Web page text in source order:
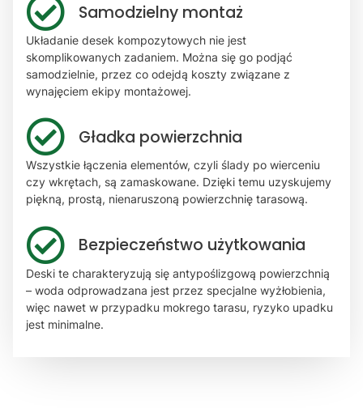
Samodzielny montaż
Układanie desek kompozytowych nie jest
skomplikowanych zadaniem. Można się go podjąć
samodzielnie, przez co odejdą koszty związane z
wynajęciem ekipy montażowej.
Gładka powierzchnia
Wszystkie łączenia elementów, czyli ślady po wierceniu
czy wkrętach, są zamaskowane. Dzięki temu uzyskujemy
piękną, prostą, nienaruszoną powierzchnię tarasową.
Bezpieczeństwo użytkowania
Deski te charakteryzują się antypoślizgową powierzchnią
– woda odprowadzana jest przez specjalne wyżłobienia,
więc nawet w przypadku mokrego tarasu, ryzyko upadku
jest minimalne.